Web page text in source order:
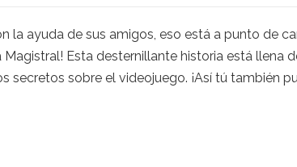
la ayuda de sus amigos, eso está a punto de
Esta desternillante historia está llena
sobre el videojuego. ¡Así tú también